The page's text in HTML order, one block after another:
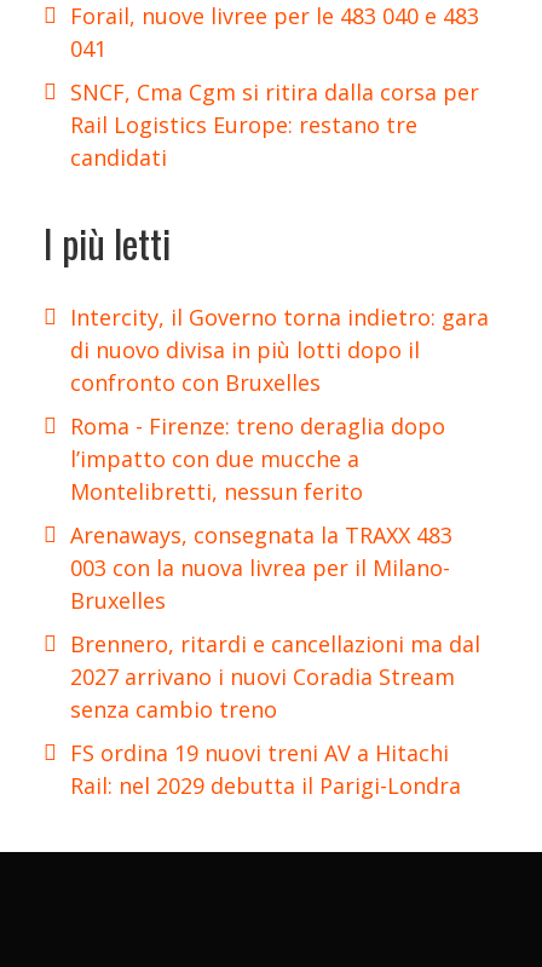
Forail, nuove livree per le 483 040 e 483
041
SNCF, Cma Cgm si ritira dalla corsa per
Rail Logistics Europe: restano tre
candidati
I più letti
Intercity, il Governo torna indietro: gara
di nuovo divisa in più lotti dopo il
confronto con Bruxelles
Roma - Firenze: treno deraglia dopo
l’impatto con due mucche a
Montelibretti, nessun ferito
Arenaways, consegnata la TRAXX 483
003 con la nuova livrea per il Milano-
Bruxelles
Brennero, ritardi e cancellazioni ma dal
2027 arrivano i nuovi Coradia Stream
senza cambio treno
FS ordina 19 nuovi treni AV a Hitachi
Rail: nel 2029 debutta il Parigi-Londra